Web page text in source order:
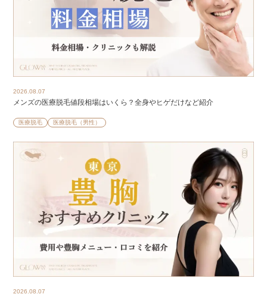
2026.08.07
メンズの医療脱毛値段相場はいくら？全身やヒゲだけなど紹介
医療脱毛 医療脱毛（男性）
2026.08.07